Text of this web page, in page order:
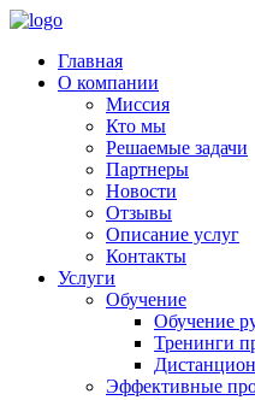
Главная
О компании
Миссия
Кто мы
Решаемые задачи
Партнеры
Новости
Отзывы
Описание услуг
Контакты
Услуги
Обучение
Обучение
Тренинги
Эффективные